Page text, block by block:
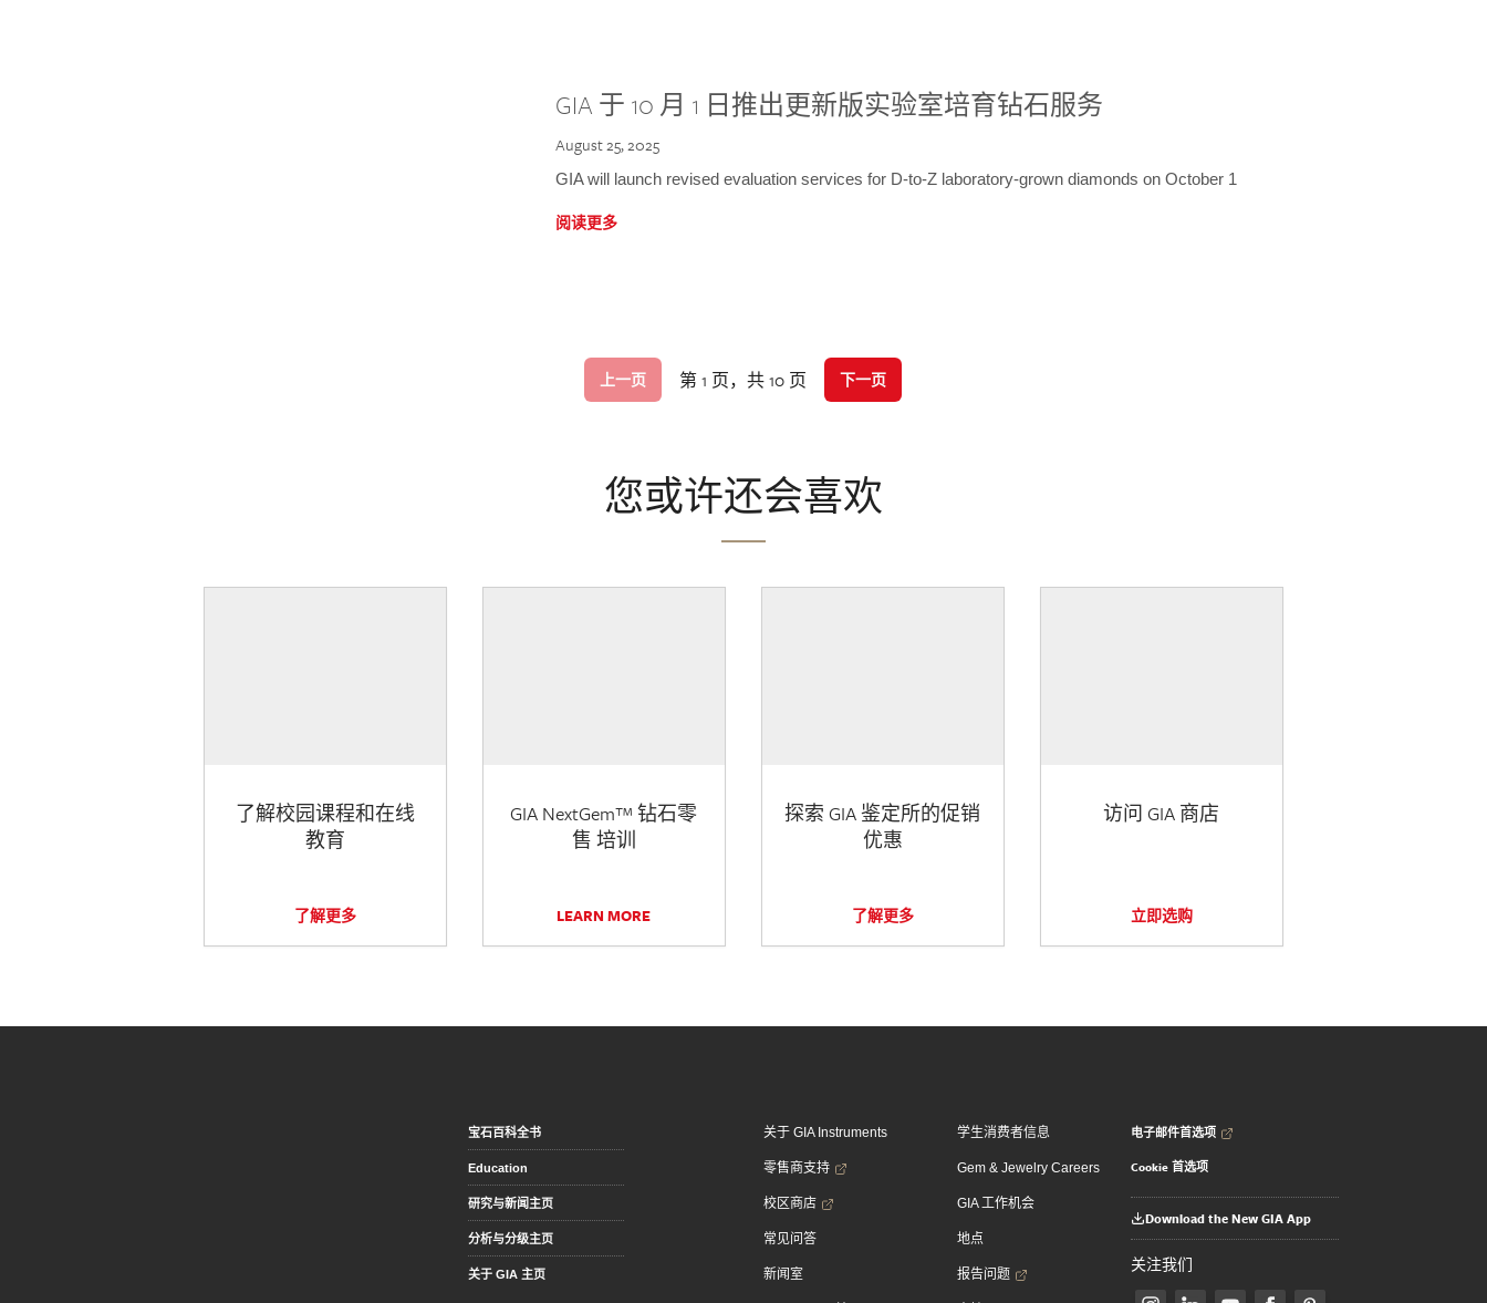
GIA 于 10 月 1 日推出更新版实验室培育钻石服务
August 25, 2025
GIA will launch revised evaluation services for D-to-Z laboratory-grown diamonds on October 1
阅读更多
上一页 第 1 页，共 10 页 下一页
您或许还会喜欢
了解校园课程和在线
教育
了解更多
GIA NextGem™ 钻石零
售 培训
LEARN MORE
探索 GIA 鉴定所的促销
优惠
了解更多
访问 GIA 商店
立即选购
宝石百科全书
Education
研究与新闻主页
分析与分级主页
关于 GIA 主页
关于 GIA Instruments
零售商支持
校区商店
常见问答
新闻室
学生消费者信息
Gem & Jewelry Careers
GIA 工作机会
地点
报告问题
电子邮件首选项
Cookie 首选项
Download the New GIA App
关注我们